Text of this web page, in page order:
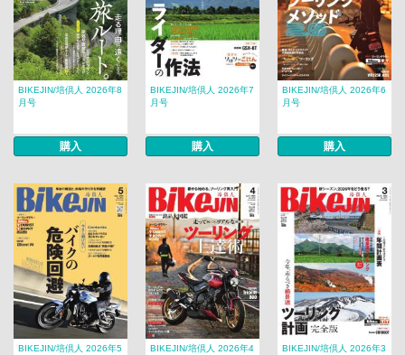
BIKEJIN/培倶人 2026年8
月号
購入
BIKEJIN/培倶人 2026年7
月号
購入
BIKEJIN/培倶人 2026年6
月号
購入
BIKEJIN/培倶人 2026年5
BIKEJIN/培倶人 2026年4
BIKEJIN/培倶人 2026年3